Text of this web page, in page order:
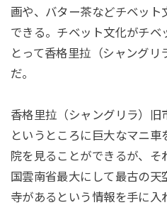
画や、バター茶などチベッ
できる。チベット文化がチベ
とって香格里拉（シャングリ
だ。
香格里拉（シャングリラ）旧
というところに巨大なマニ
院を見ることができるが、
国雲南省最大にして最古の
寺があるという情報を手に入